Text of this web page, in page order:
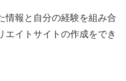
情報と自分の経験を組み合
エイトサイトの作成をでき